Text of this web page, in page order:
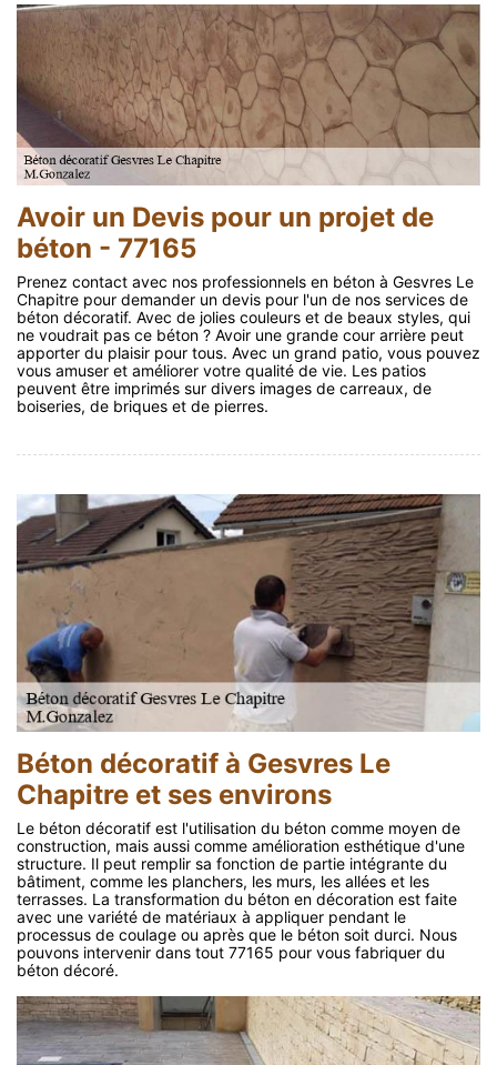
Avoir un Devis pour un projet de
béton - 77165
Prenez contact avec nos professionnels en béton à Gesvres Le
Chapitre pour demander un devis pour l'un de nos services de
béton décoratif. Avec de jolies couleurs et de beaux styles, qui
ne voudrait pas ce béton ? Avoir une grande cour arrière peut
apporter du plaisir pour tous. Avec un grand patio, vous pouvez
vous amuser et améliorer votre qualité de vie. Les patios
peuvent être imprimés sur divers images de carreaux, de
boiseries, de briques et de pierres.
Béton décoratif à Gesvres Le
Chapitre et ses environs
Le béton décoratif est l'utilisation du béton comme moyen de
construction, mais aussi comme amélioration esthétique d'une
structure. Il peut remplir sa fonction de partie intégrante du
bâtiment, comme les planchers, les murs, les allées et les
terrasses. La transformation du béton en décoration est faite
avec une variété de matériaux à appliquer pendant le
processus de coulage ou après que le béton soit durci. Nous
pouvons intervenir dans tout 77165 pour vous fabriquer du
béton décoré.